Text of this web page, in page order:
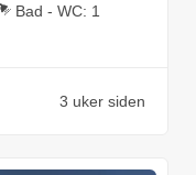
Bad - WC: 1
3 uker siden